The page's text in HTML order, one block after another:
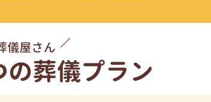
儀屋さん
の葬儀プラン